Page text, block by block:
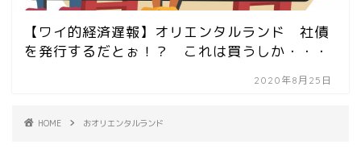
【ワイ的経済遅報】オリエンタルランド 社債
を発行するだとぉ！？ これは買うしか・・・
2020年8月25日
HOME おオリエンタルランド